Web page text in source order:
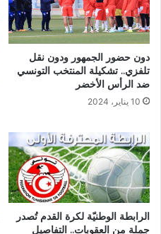
دون حضور الجمهور ودون نقل
تلفزي.. تشكيلة المنتخب التونسي
ضد الرأس الأخضر
10 يناير، 2024
الرابطة الوطنيّة لكرة القدم تُصدر
جملة من العقوبات.. التفاصيل